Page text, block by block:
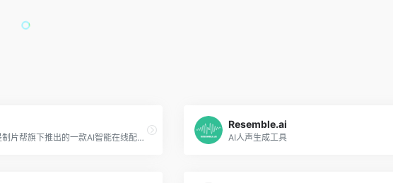
悦音配音是制片帮旗下推出的一款AI智能在线配音语音合成工具，可以帮助用户在线将文字输入快速轻松转换成语音。该AI配音工具提供男声、女声、童声、普通话、方言、英文等多种真人声音，在你输入文字后便可以直接智能生成音频。
Resemble.ai
AI人声生成工具